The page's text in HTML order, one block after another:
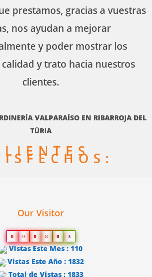
prestamos, gracias a vuestras
nos ayudan a mejorar
y poder mostrar los
y trato hacia nuestros
clientes.
Our Visitor
0 0 0 8 0 3
Vistas Este Mes : 110
Vistas Este Año : 1832
Total de Vistas : 1833